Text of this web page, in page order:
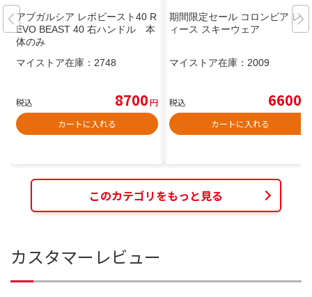
アブガルシア レボビースト40 R
EVO BEAST 40 右ハンドル 本
体のみ
マイストア在庫： 2748
税込 8700円
カートに入れる
期間限定セール コロンビア レデ
ィース スキーウェア
マイストア在庫： 2009
税込 6600
カートに入れる
このカテゴリをもっと見る
カスタマーレビュー